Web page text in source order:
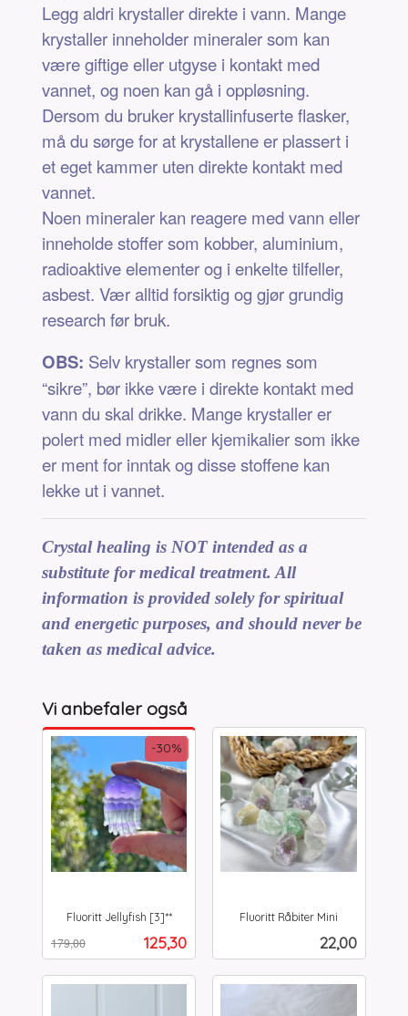
Legg aldri krystaller direkte i vann. Mange
krystaller inneholder mineraler som kan
være giftige eller utgyse i kontakt med
vannet, og noen kan gå i oppløsning.
Dersom du bruker krystallinfuserte flasker,
må du sørge for at krystallene er plassert i
et eget kammer uten direkte kontakt med
vannet.
Noen mineraler kan reagere med vann eller
inneholde stoffer som kobber, aluminium,
radioaktive elementer og i enkelte tilfeller,
asbest. Vær alltid forsiktig og gjør grundig
research før bruk.
OBS: Selv krystaller som regnes som
“sikre”, bør ikke være i direkte kontakt med
vann du skal drikke. Mange krystaller er
polert med midler eller kjemikalier som ikke
er ment for inntak og disse stoffene kan
lekke ut i vannet.
Crystal healing is NOT intended as a
substitute for medical treatment. All
information is provided solely for spiritual
and energetic purposes, and should never be
taken as medical advice.
Vi anbefaler også
Fluoritt Jellyfish [3]**
Tilbud
125,30
179,00
-30%
mva.
Fluoritt Råbiter Mini
Pris
22,00